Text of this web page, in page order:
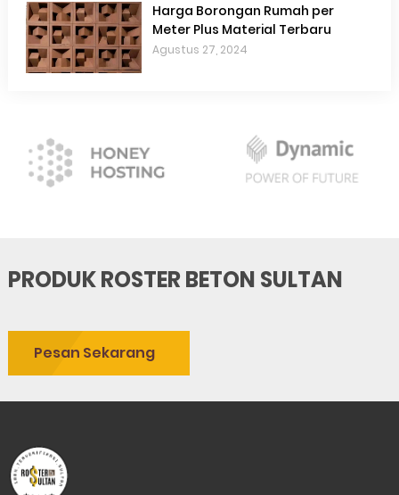
Harga Borongan Rumah per
Meter Plus Material Terbaru
Agustus 27, 2024
PRODUK ROSTER BETON SULTAN
Pesan Sekarang